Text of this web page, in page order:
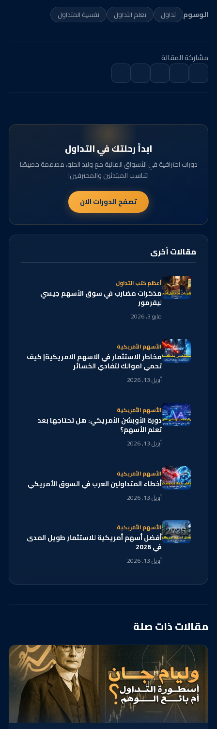
الوسوم تداول تعلم التداول نفسية المتداول
مشاركة المقالة
ابدأ رحلتك في التداول
دورات احترافية في الأسواق المالية مع وليد الحلو، مصممة خصيصًا
لتناسب المبتدئين والمحترفين!
تصفح الدورات الآن
مقالات أخرى
أعظم كتب التداول
مذكرات مضارب في سوق الأسهم جيسي
ليفرمور
مايو 3, 2026
الأسهم الأمريكية
مخاطر الاستثمار في الاسهم الامريكية| كيف
تحمي اموالك لتفادي الخسائر
أبريل 13, 2026
الأسهم الأمريكية
دورة الأوبشن الأمريكي: هل تحتاجها بعد
تعلم الأسهم؟
أبريل 13, 2026
الأسهم الأمريكية
أخطاء المتداولين العرب في السوق الأمريكي
أبريل 13, 2026
الأسهم الأمريكية
أفضل أسهم أمريكية للاستثمار طويل المدى
في 2026
أبريل 13, 2026
مقالات ذات صلة